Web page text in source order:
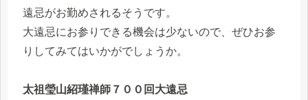
遠忌がお勤めされるそうです。
大遠忌にお参りできる機会は少ないので、ぜひお参
りしてみてはいかがでしょうか。
太祖瑩山紹瑾禅師７００回大遠忌